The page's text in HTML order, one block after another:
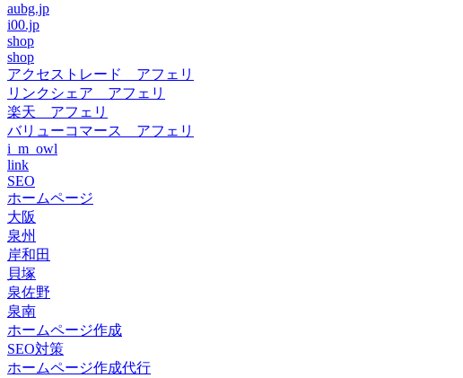
aubg.jp
i00.jp
shop
shop
アクセストレード アフェリ
リンクシェア アフェリ
楽天 アフェリ
バリューコマース アフェリ
i_m_owl
link
SEO
ホームページ
大阪
泉州
岸和田
貝塚
泉佐野
泉南
ホームページ作成
SEO対策
ホームページ作成代行